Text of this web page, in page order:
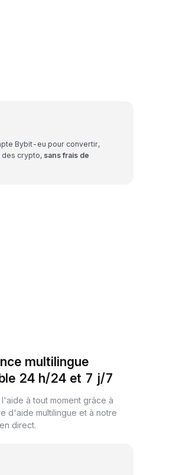
Bybit-eu pour convertir,
des crypto, sans frais de
multilingue
24 h/24 et 7 j/7
à tout moment grâce à
d'aide multilingue et à notre
direct.